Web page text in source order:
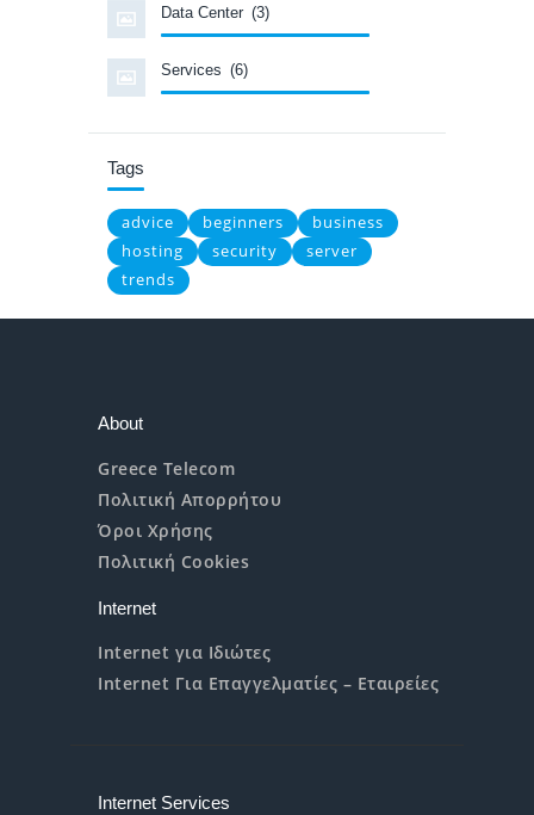
Data Center (3)
Services (6)
Tags
advice beginners
business
hosting
security
server
trends
About
Greece Telecom
Πολιτική Απορρήτου
Όροι Χρήσης
Πολιτική Cookies
Internet
Internet για Ιδιώτες
Internet Για Επαγγελματίες – Εταιρείες
Internet Services